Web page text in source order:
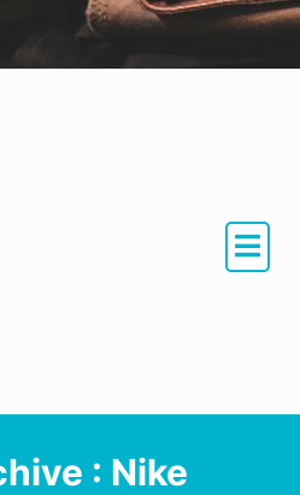
: Nike